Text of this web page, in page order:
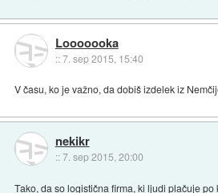
Looooooka
::7. sep 2015, 15:40
V času, ko je važno, da dobiš izdelek iz
nekikr
::7. sep 2015, 20:00
Tako, da so logistična firma, ki ljudi plačuje